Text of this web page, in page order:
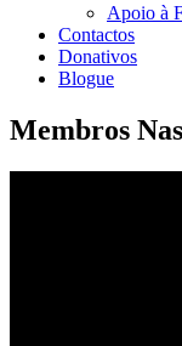
Apoio à
Contactos
Donativos
Blogue
Membros